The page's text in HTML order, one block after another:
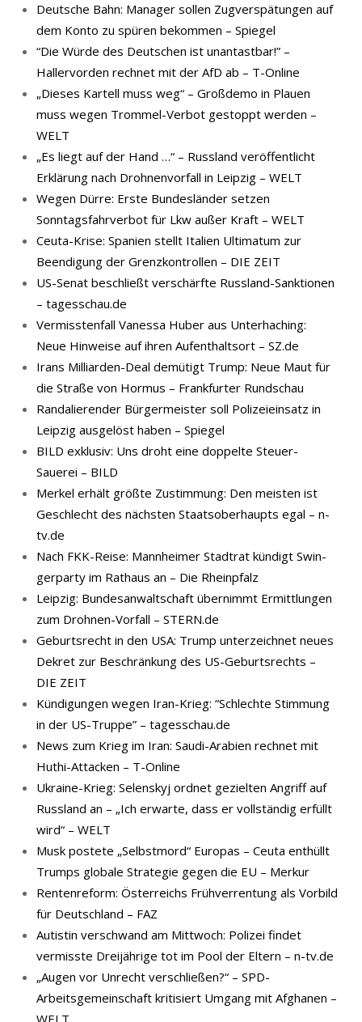
Deutsche Bahn: Manager sollen Zugverspätungen auf
dem Konto zu spüren bekommen – Spiegel
“Die Würde des Deutschen ist unantastbar!” –
Hallervorden rechnet mit der AfD ab – T-Online
„Dieses Kartell muss weg“ – Großdemo in Plauen
muss wegen Trommel-Verbot gestoppt werden –
WELT
„Es liegt auf der Hand …“ – Russland veröffentlicht
Erklärung nach Drohnenvorfall in Leipzig – WELT
Wegen Dürre: Erste Bundesländer setzen
Sonntagsfahrverbot für Lkw außer Kraft – WELT
Ceuta-Krise: Spanien stellt Italien Ultimatum zur
Beendigung der Grenzkontrollen – DIE ZEIT
US-Senat beschließt verschärfte Russland-Sanktionen
– tagesschau.de
Vermisstenfall Vanessa Huber aus Unterhaching:
Neue Hinweise auf ihren Aufenthaltsort – SZ.de
Irans Milliarden-Deal demütigt Trump: Neue Maut für
die Straße von Hormus – Frankfurter Rundschau
Randalierender Bürgermeister soll Polizeieinsatz in
Leipzig ausgelöst haben – Spiegel
BILD exklusiv: Uns droht eine doppelte Steuer-
Sauerei – BILD
Merkel erhält größte Zustimmung: Den meisten ist
Geschlecht des nächsten Staatsoberhaupts egal – n-
tv.de
Nach FKK-​Reise: Mann­hei­mer Stadt­rat kün­digt Swin­
ger­par­ty im Rat­haus an – Die Rheinpfalz
Leipzig: Bundesanwaltschaft übernimmt Ermittlungen
zum Drohnen-Vorfall – STERN.de
Geburtsrecht in den USA: Trump unterzeichnet neues
Dekret zur Beschränkung des US-Geburtsrechts –
DIE ZEIT
Kündigungen wegen Iran-Krieg: “Schlechte Stimmung
in der US-Truppe” – tagesschau.de
News zum Krieg im Iran: Saudi-Arabien rechnet mit
Huthi-Attacken – T-Online
Ukraine-Krieg: Selenskyj ordnet gezielten Angriff auf
Russland an – „Ich erwarte, dass er vollständig erfüllt
wird“ – WELT
Musk postete „Selbstmord“ Europas – Ceuta enthüllt
Trumps globale Strategie gegen die EU – Merkur
Rentenreform: Österreichs Frühverrentung als Vorbild
für Deutschland – FAZ
Autistin verschwand am Mittwoch: Polizei findet
vermisste Dreijährige tot im Pool der Eltern – n-tv.de
„Augen vor Unrecht verschließen?“ – SPD-
Arbeitsgemeinschaft kritisiert Umgang mit Afghanen –
WELT